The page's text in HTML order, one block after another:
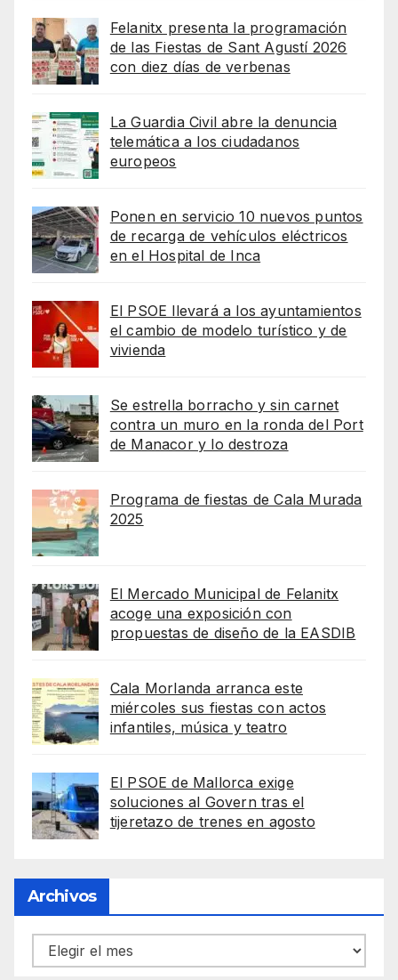
Felanitx presenta la programación
de las Fiestas de Sant Agustí 2026
con diez días de verbenas
La Guardia Civil abre la denuncia
telemática a los ciudadanos
europeos
Ponen en servicio 10 nuevos puntos
de recarga de vehículos eléctricos
en el Hospital de Inca
El PSOE llevará a los ayuntamientos
el cambio de modelo turístico y de
vivienda
Se estrella borracho y sin carnet
contra un muro en la ronda del Port
de Manacor y lo destroza
Programa de fiestas de Cala Murada
2025
El Mercado Municipal de Felanitx
acoge una exposición con
propuestas de diseño de la EASDIB
Cala Morlanda arranca este
miércoles sus fiestas con actos
infantiles, música y teatro
El PSOE de Mallorca exige
soluciones al Govern tras el
tijeretazo de trenes en agosto
Archivos
Archivos